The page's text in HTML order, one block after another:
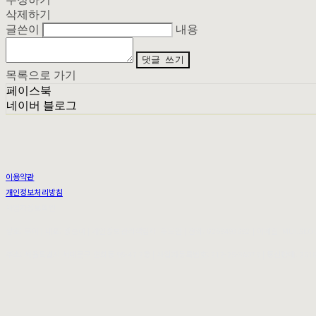
삭제하기
글쓴이
내용
댓글 쓰기
목록으로 가기
페이스북
네이버 블로그
이용약관
개인정보처리방침